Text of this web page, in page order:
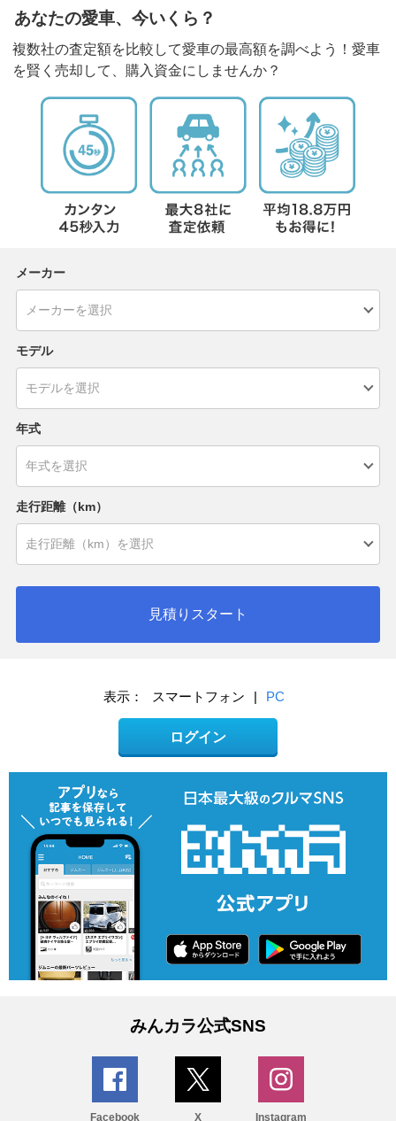
あなたの愛車、今いくら？
複数社の査定額を比較して愛車の最高額を調べよう！愛車
を賢く売却して、購入資金にしませんか？
メーカー
モデル
年式
走行距離（km）
見積りスタート
表示： スマートフォン | PC
ログイン
みんカラ公式SNS
Facebook X Instagram